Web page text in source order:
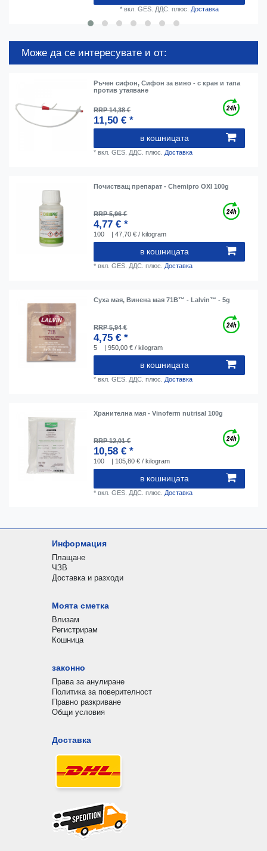
* вкл. GES. ДДС. плюс. Доставка
Може да се интересувате и от:
Ръчен сифон, Сифон за вино - с кран и тапа
против утаяване
RRP 14,38 €
11,50 € *
в кошницата
*вкл. GES. ДДС. плюс.Доставка
Почистващ препарат - Chemipro OXI 100g
RRP 5,96 €
4,77 € *
100 | 47,70 € / kilogram
в кошницата
*вкл. GES. ДДС. плюс. Доставка
Суха мая, Винена мая 71B™ - Lalvin™ - 5g
RRP 5,94 €
4,75 € *
5 | 950,00 € / kilogram
в кошницата
*вкл. GES. ДДС. плюс. Доставка
Хранителна мая - Vinoferm nutrisal 100g
RRP 12,01 €
10,58 € *
100 | 105,80 € / kilogram
в кошницата
*вкл. GES. ДДС. плюс. Доставка
Информация
Плащане
ЧЗВ
Доставка и разходи
Моята сметка
Влизам
Регистрирам
Кошница
законно
Права за анулиране
Политика за поверителност
Правно разкриване
Общи условия
Доставка